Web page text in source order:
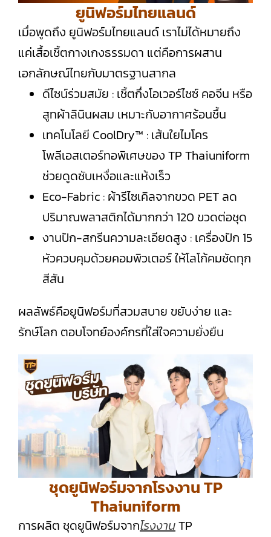
ยูนิฟอร์มไทยแลนด์
เมื่อพูดถึง ยูนิฟอร์มไทยแลนด์ เราไม่ได้หมายถึง
แค่เสื้อเชิ้ตกางเกงธรรมดา แต่คือการผสาน
เอกลักษณ์ไทยกับมาตรฐานสากล
ดีไซน์ร่วมสมัย : เชิ้ตกึ่งโอเวอร์ไซซ์ คอจีน หรือ
สูทผ้าลินินผสม เหมาะกับอากาศร้อนชื้น
เทคโนโลยี CoolDry™ : เส้นใยไมโคร
โพลีเอสเตอร์ทอพิเศษของ TP Thaiuniform
ช่วยดูดซับเหงื่อและแห้งเร็ว
Eco-Fabric : ผ้ารีไซเคิลจากขวด PET ลด
ปริมาณพลาสติกได้มากกว่า 120 ขวดต่อชุด
งานปัก-สกรีนความละเอียดสูง : เครื่องปัก 15
หัวควบคุมด้วยคอมพิวเตอร์ ให้โลโก้คมชัดทุก
สีสัน
ผลลัพธ์คือยูนิฟอร์มที่สวมสบาย ขยับง่าย และ
รักษ์โลก ตอบโจทย์องค์กรที่ใส่ใจความยั่งยืน
ชุดยูนิฟอร์มจากโรงงาน TP
Thaiuniform
การผลิต ชุดยูนิฟอร์มจากโรงงานTP